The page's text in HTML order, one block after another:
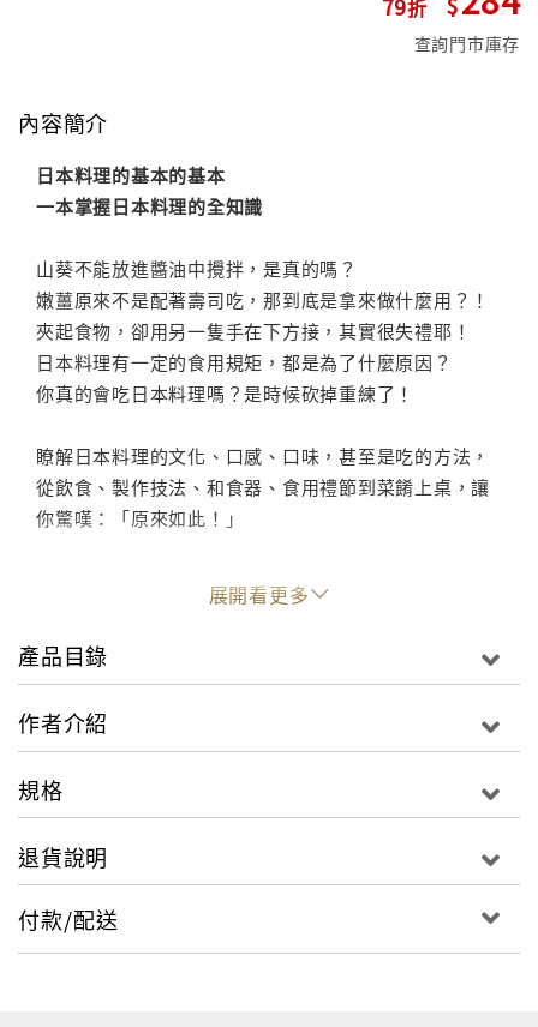
查詢門市庫存
內容簡介
日本料理的基本的基本
一本掌握日本料理的全知識
山葵不能放進醬油中攪拌，是真的嗎？
嫩薑原來不是配著壽司吃，那到底是拿來做什麼用？！
夾起食物，卻用另一隻手在下方接，其實很失禮耶！
日本料理有一定的食用規矩，都是為了什麼原因？
你真的會吃日本料理嗎？是時候砍掉重練了！
瞭解日本料理的文化、口感、口味，甚至是吃的方法，
從飲食、製作技法、和食器、食用禮節到菜餚上桌，讓
你驚嘆：「原來如此！」
透過插畫圖解料理食材、淺顯易懂的文字介紹，完全掌
握日本料理的美味關鍵
透過九大和食品項，介紹其中的特色、菜色、緣由、食
用技巧及食材搭配，無負擔、真正瞭解日本飲食的原理
味。讓你從此以後懂得怎麼吃才不見笑、看懂食材，點
不再困擾、不再不知道吃了些什麼！喜愛日本料理的你
所不能忽略的美味知識，圖解掌握旅遊與生活中必備的
日本料理學。讓和食權威、辻調理師集團學校校長－－
辻芳樹成為你的飲食導師，告訴你不可不知的「日本料
展開看更多
產品目錄
作者介紹
規格
退貨說明
付款/配送